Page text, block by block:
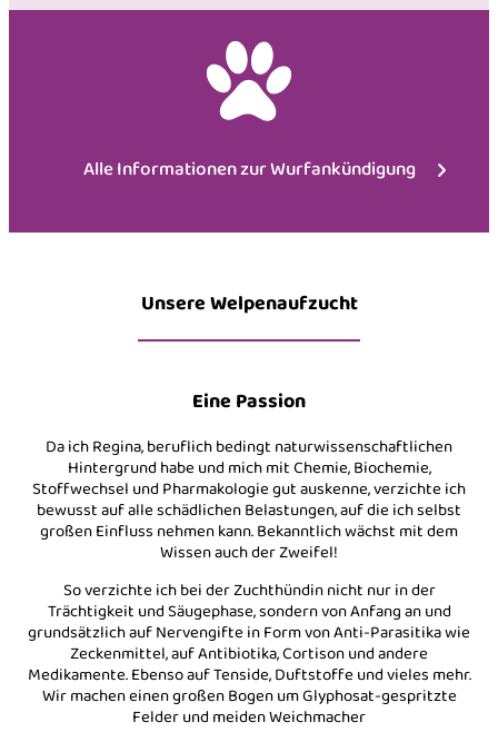
Alle Informationen zur Wurfankündigung
Unsere Welpenaufzucht
Eine Passion
Da ich Regina, beruflich bedingt naturwissenschaftlichen
Hintergrund habe und mich mit Chemie, Biochemie,
Stoffwechsel und Pharmakologie gut auskenne, verzichte ich
bewusst auf alle schädlichen Belastungen, auf die ich selbst
großen Einfluss nehmen kann. Bekanntlich wächst mit dem
Wissen auch der Zweifel!
So verzichte ich bei der Zuchthündin nicht nur in der
Trächtigkeit und Säugephase, sondern von Anfang an und
grundsätzlich auf Nervengifte in Form von Anti-Parasitika wie
Zeckenmittel, auf Antibiotika, Cortison und andere
Medikamente. Ebenso auf Tenside, Duftstoffe und vieles mehr.
Wir machen einen großen Bogen um Glyphosat-gespritzte
Felder und meiden Weichmacher